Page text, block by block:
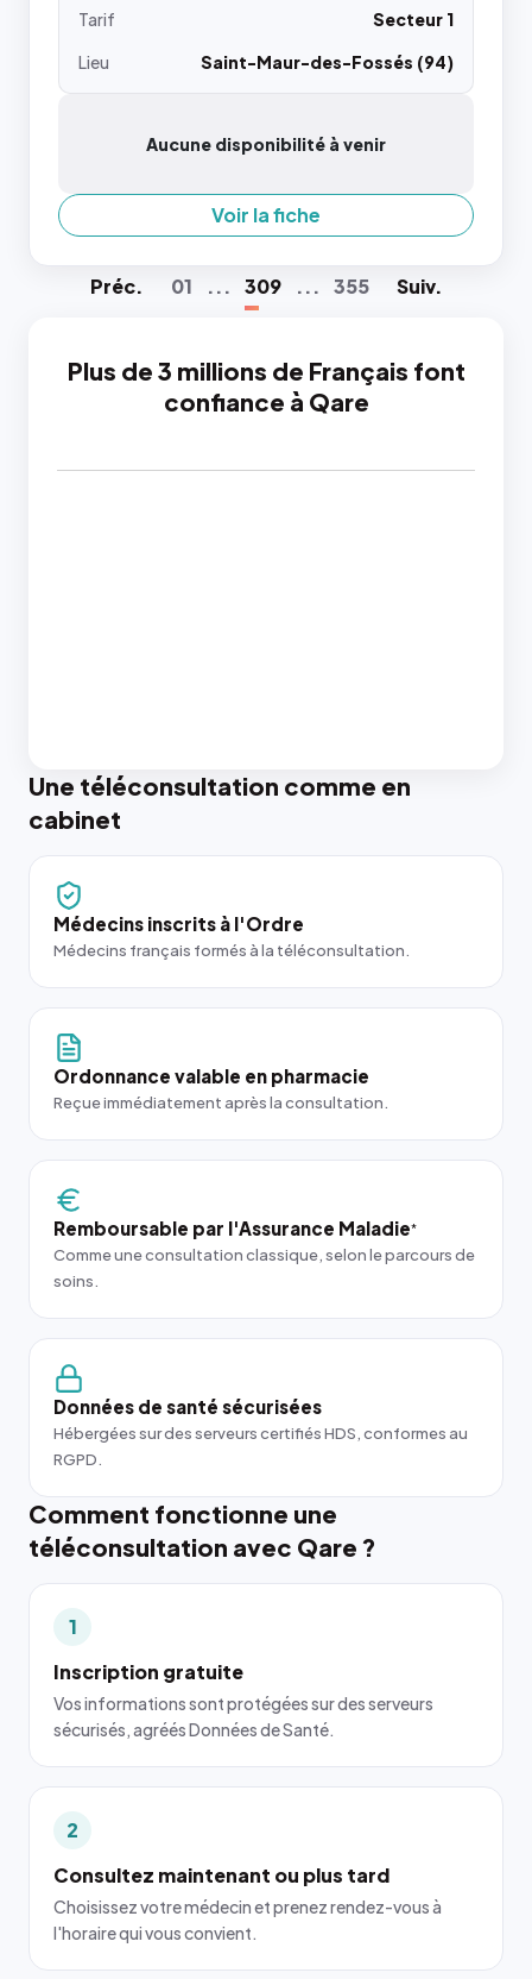
Tarif
Secteur 1
Lieu
Saint-Maur-des-Fossés (94)
Aucune disponibilité à venir
Voir la fiche
Préc. 01 ... 309 ... 355 Suiv.
Plus de 3 millions de Français font
confiance à Qare
Une téléconsultation comme en
cabinet
Médecins inscrits à l'Ordre
Médecins français formés à la téléconsultation.
Ordonnance valable en pharmacie
Reçue immédiatement après la consultation.
Remboursable par l'Assurance Maladie*
Comme une consultation classique, selon le parcours de
soins.
Données de santé sécurisées
Hébergées sur des serveurs certifiés HDS, conformes au
RGPD.
Comment fonctionne une
téléconsultation avec Qare ?
1
Inscription gratuite
Vos informations sont protégées sur des serveurs
sécurisés, agréés Données de Santé.
2
Consultez maintenant ou plus tard
Choisissez votre médecin et prenez rendez-vous à
l'horaire qui vous convient.